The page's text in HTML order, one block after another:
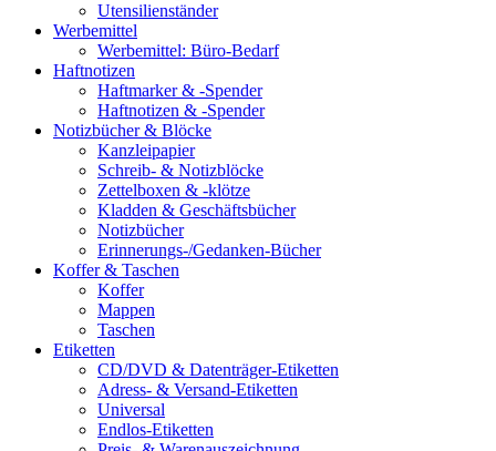
Utensilienständer
Werbemittel
Werbemittel: Büro-Bedarf
Haftnotizen
Haftmarker & -Spender
Haftnotizen & -Spender
Notizbücher & Blöcke
Kanzleipapier
Schreib- & Notizblöcke
Zettelboxen & -klötze
Kladden & Geschäftsbücher
Notizbücher
Erinnerungs-/Gedanken-Bücher
Koffer & Taschen
Koffer
Mappen
Taschen
Etiketten
CD/DVD & Datenträger-Etiketten
Adress- & Versand-Etiketten
Universal
Endlos-Etiketten